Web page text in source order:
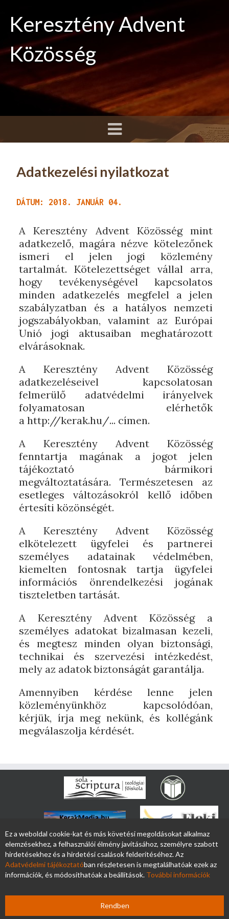
Keresztény Advent
Közösség
Adatkezelési nyilatkozat
DÁTUM: 2018. JANUÁR 04.
A Keresztény Advent Közösség mint
adatkezelő, magára nézve kötelezőnek
ismeri el jelen jogi közlemény
tartalmát. Kötelezettséget vállal arra,
hogy tevékenységével kapcsolatos
minden adatkezelés megfelel a jelen
szabályzatban és a hatályos nemzeti
jogszabályokban, valamint az Európai
Unió jogi aktusaiban meghatározott
elvárásoknak.
A Keresztény Advent Közösség
adatkezeléseivel kapcsolatosan
felmerülő adatvédelmi irányelvek
folyamatosan elérhetők
a http://kerak.hu/... címen.
A Keresztény Advent Közösség
fenntartja magának a jogot jelen
tájékoztató bármikori
megváltoztatására. Természetesen az
esetleges változásokról kellő időben
értesíti közönségét.
A Keresztény Advent Közösség
elkötelezett ügyfelei és partnerei
személyes adatainak védelmében,
kiemelten fontosnak tartja ügyfelei
információs önrendelkezési jogának
tiszteletben tartását.
A Keresztény Advent Közösség a
személyes adatokat bizalmasan kezeli,
és megtesz minden olyan biztonsági,
technikai és szervezési intézkedést,
mely az adatok biztonságát garantálja.
Amennyiben kérdése lenne jelen
közleményünkhöz kapcsolódóan,
kérjük, írja meg nekünk, és kollégánk
megválaszolja kérdését.
Copyright 2026Kerak.hu
Ez a weboldal cookie-kat és más követési megoldásokat alkalmaz
elemzésekhez, a felhasználói élmény javításához, személyre szabott
hirdetésekhez és a hirdetési csalások felderítéséhez. Az
Adatvédelmi tájékoztatóban részletesen is megtalálhatóak ezek az
információk, és módosíthatóak a beállítások. További információk
Rendben